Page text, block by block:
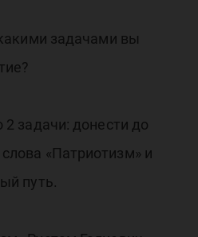
задачами вы
задачи: донести до
«Патриотизм» и
путь.